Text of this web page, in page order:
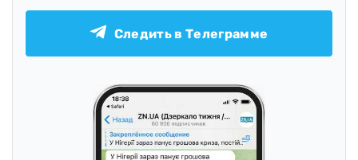
Следить в Телеграмме